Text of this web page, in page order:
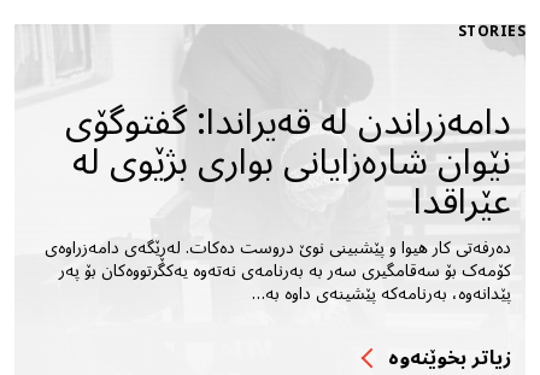
STORIES
دامەزراندن لە قەیراندا: گفتوگۆى
نێوان شارەزایانى بوارى بژێوى لە
عێراقدا
دەرفەتى کار هیوا و پێشبینى نوێ دروست دەکات. لەڕێگەى دامەزراوەى
کۆمەک بۆ سەقامگیرى سەر بە بەرنامەى نەتەوە یەکگرتووەکان بۆ پەر
پێدانەوە، بەرنامەکە پێشینەى داوە بە…
زیاتر بخوێنه‌وه‌